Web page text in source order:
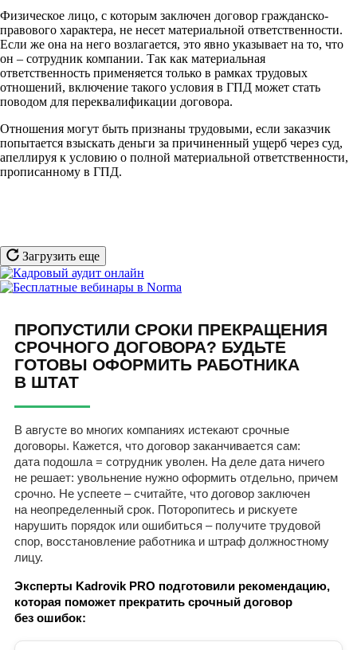
Физическое лицо, с которым заключен договор гражданско-
правового характера, не несет материальной ответственности.
Если же она на него возлагается, это явно указывает на то, что
он – сотрудник компании. Так как материальная
ответственность применяется только в рамках трудовых
отношений, включение такого условия в ГПД может стать
поводом для переквалификации договора.
Отношения могут быть признаны трудовыми, если заказчик
попытается взыскать деньги за причиненный ущерб через суд,
апеллируя к условию о полной материальной ответственности,
прописанному в ГПД.
Загрузить еще
ПРОПУСТИЛИ СРОКИ ПРЕКРАЩЕНИЯ
СРОЧНОГО ДОГОВОРА? БУДЬТЕ
ГОТОВЫ ОФОРМИТЬ РАБОТНИКА
В ШТАТ
В августе во многих компаниях истекают срочные
договоры. Кажется, что договор заканчивается сам:
дата подошла = сотрудник уволен. На деле дата ничего
не решает: увольнение нужно оформить отдельно, причем
срочно. Не успеете – считайте, что договор заключен
на неопределенный срок. Поторопитесь и рискуете
нарушить порядок или ошибиться – получите трудовой
спор, восстановление работника и штраф должностному
лицу.
Эксперты Kadrovik PRO подготовили рекомендацию,
которая поможет прекратить срочный договор
без ошибок: